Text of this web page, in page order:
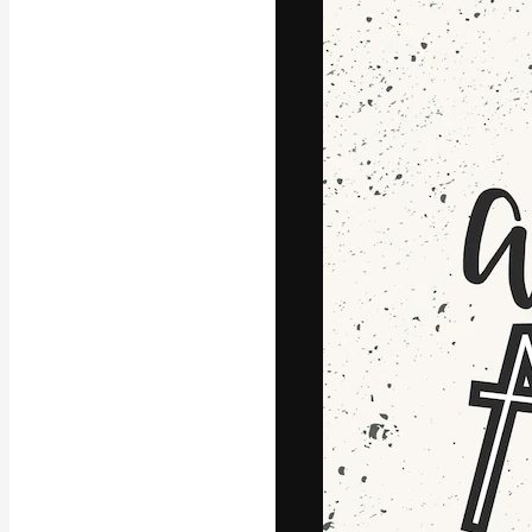
La
migliori lavori.
creativi,
Italiano
Copyright © 2010-